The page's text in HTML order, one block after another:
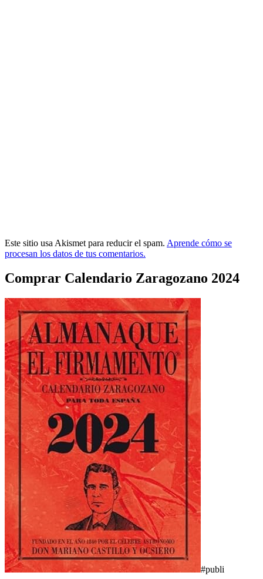
Este sitio usa Akismet para reducir el spam. Aprende cómo se
procesan los datos de tus comentarios.
Comprar Calendario Zaragozano 2024
#publi